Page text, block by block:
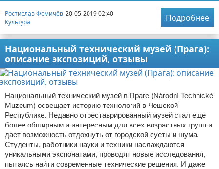
Ростислав Фомичёв 20-05-2019 02:40
Культура
Подробнее
Национальный технический музей (Прага):
описание экспозиций, отзывы
Национальный технический музей в Праге (Národní Technické
Muzeum) освещает историю технологий в Чешской
Республике. Недавно отреставрированный музей стал еще
более обширным и интересным для всех возрастных групп и
дает возможность отдохнуть от городской суеты и шума.
Студенты, работники науки и техники наслаждаются
уникальными экспонатами, проводят новые исследования,
пытаясь найти современные технические решения. И даже